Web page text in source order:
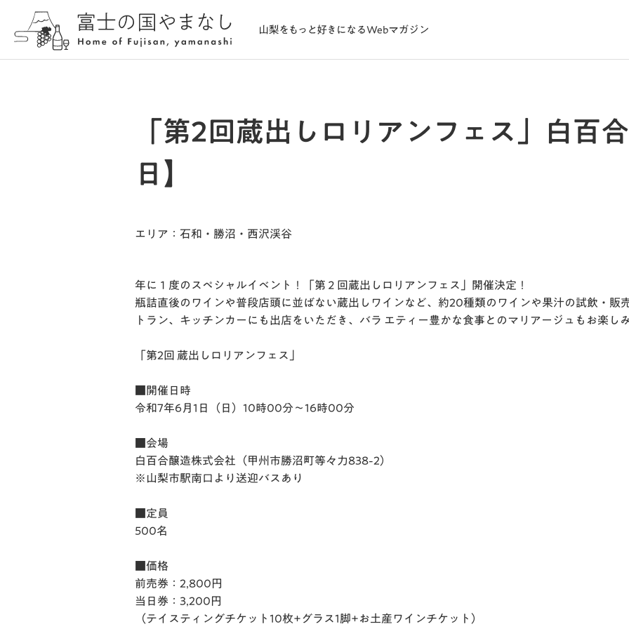
「第2回蔵出しロリアンフェス」白百
日】
エリア ：石和・勝沼・西沢渓谷
年に１度のスペシャルイベント！「第２回蔵出しロリアンフェス」開催決定！
瓶詰直後のワインや普段店頭に並ばない蔵出しワインなど、約20種類のワインや果汁の試飲・販
トラン、キッチンカーにも出店をいただき、バラ エティー豊かな食事とのマリアージュもお楽し
「第2回 蔵出しロリアンフェス」
■開催日時
令和7年6月1日（日）10時00分～16時00分
■会場
白百合醸造株式会社（甲州市勝沼町等々力838-2）
※山梨市駅南口より送迎バスあり
■定員
500名
■価格
前売券：2,800円
当日券：3,200円
（テイスティングチケット10枚+グラス1脚+お土産ワインチケット）